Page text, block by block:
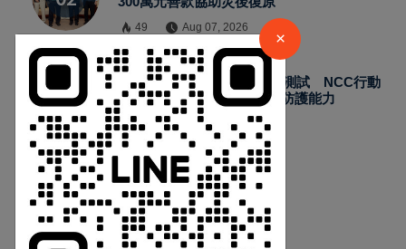
49 Aug 07, 2026
最新消息
2026城鎮韌性演習加入通訊測試 NCC行動
網路降速演練驗證國家通訊防護能力
57 Aug 07, 2026
熱門新聞
最新消息
×